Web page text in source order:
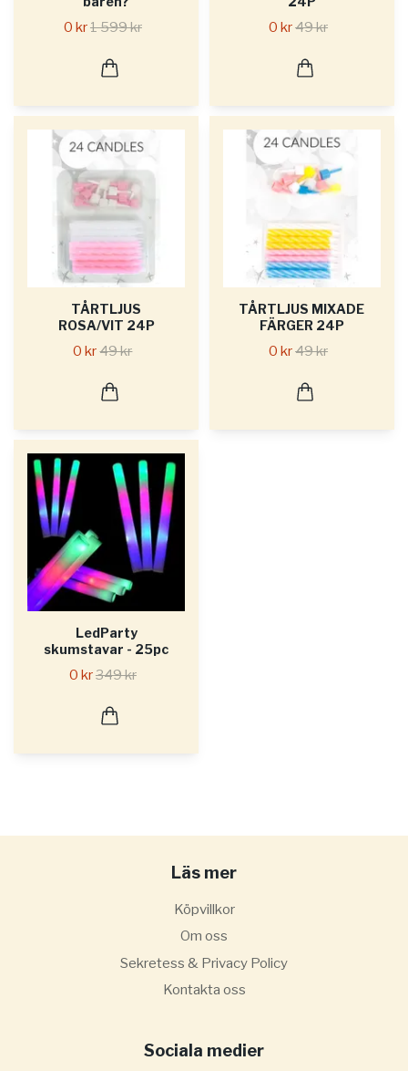
0 kr1 599 kr 0 kr49 kr
TÅRTLJUS
ROSA/VIT 24P
0 kr49 kr
TÅRTLJUS MIXADE
FÄRGER 24P
0 kr49 kr
LedParty
skumstavar - 25pc
0 kr349 kr
Läs mer
Köpvillkor
Om oss
Sekretess & Privacy Policy
Kontakta oss
Sociala medier